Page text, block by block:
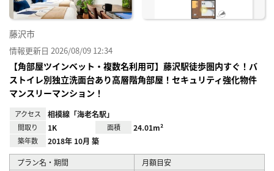
藤沢市
情報更新日 2026/08/09 12:34
【角部屋ツインベット・複数名利用可】藤沢駅徒歩圏内すぐ！バ
ストイレ別独立洗面台あり高層階角部屋！セキュリティ強化物件
マンスリーマンション！
アクセス 相模線「海老名駅」
間取り 1K 面積 24.01m²
築年数 2018年 10月 築
プラン名・期間 月額目安